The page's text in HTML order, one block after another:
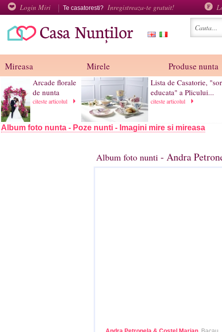
Login Miri Te casatoresti? Inregistreaza-te gratuit!
Mireasa Mirele Produse nunta
Arcade florale
de nunta
citeste articolul
Lista de Casatorie,
educata" a Plicului...
citeste articolul
Album foto nunta - Poze nunti - Imagini mire si mireasa
Album foto nunti - Andra